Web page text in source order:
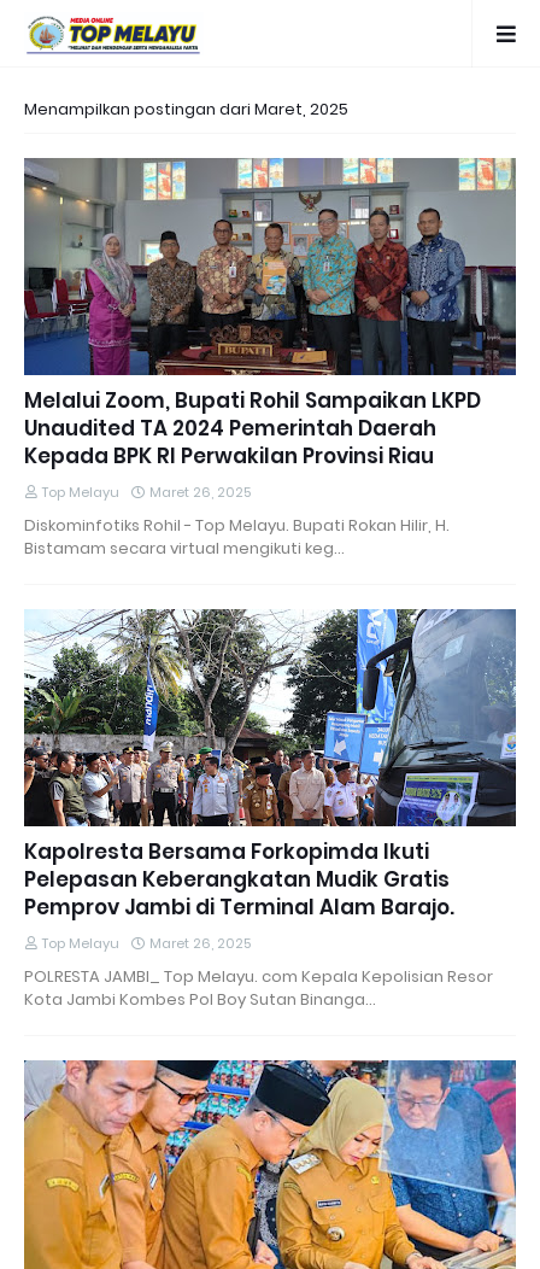
Menampilkan postingan dari Maret, 2025
Melalui Zoom, Bupati Rohil Sampaikan LKPD
Unaudited TA 2024 Pemerintah Daerah
Kepada BPK RI Perwakilan Provinsi Riau
Top Melayu Maret 26, 2025
Diskominfotiks Rohil - Top Melayu. Bupati Rokan Hilir, H.
Bistamam secara virtual mengikuti keg…
Kapolresta Bersama Forkopimda Ikuti
Pelepasan Keberangkatan Mudik Gratis
Pemprov Jambi di Terminal Alam Barajo.
Top Melayu Maret 26, 2025
POLRESTA JAMBI_ Top Melayu. com Kepala Kepolisian Resor
Kota Jambi Kombes Pol Boy Sutan Binanga…